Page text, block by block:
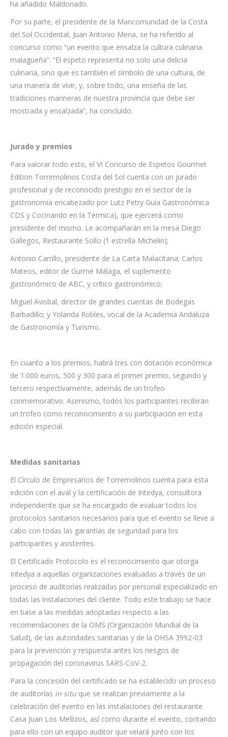
ha añadido Maldonado.
Por su parte, el presidente de la Mancomunidad de la Costa
del Sol Occidental, Juan Antonio Mena, se ha referido al
concurso como “un evento que ensalza la cultura culinaria
malagueña”. “El espeto representa no solo una delicia
culinaria, sino que es también el símbolo de una cultura, de
una manera de vivir, y, sobre todo, una enseña de las
tradiciones marineras de nuestra provincia que debe ser
mostrada y ensalzada”, ha concluido.
Jurado y premios
Para valorar todo esto, el VI Concurso de Espetos Gourmet
Edition Torremolinos Costa del Sol cuenta con un jurado
profesional y de reconocido prestigio en el sector de la
gastronomía encabezado por Lutz Petry Guía Gastronómica
CDS y Cocinando en la Térmica), que ejercerá como
presidente del mismo. Le acompañarán en la mesa Diego
Gallegos, Restaurante Sollo (1 estrella Michelin);
Antonio Carrillo, presidente de La Carta Malacitana; Carlos
Mateos, editor de Gurmé Málaga, el suplemento
gastronómico de ABC, y crítico gastronómico;
Miguel Avisbal, director de grandes cuentas de Bodegas
Barbadillo; y Yolanda Robles, vocal de la Academia Andaluza
de Gastronomía y Turismo.
En cuanto a los premios, habrá tres con dotación económica
de 1.000 euros, 500 y 300 para el primer premio, segundo y
tercero respectivamente, además de un trofeo
conmemorativo. Asimismo, todos los participantes recibirán
un trofeo como reconocimiento a su participación en esta
edición especial.
Medidas sanitarias
El Círculo de Empresarios de Torremolinos cuenta para esta
edición con el aval y la certificación de Intedya, consultora
independiente que se ha encargado de evaluar todos los
protocolos sanitarios necesarios para que el evento se lleve a
cabo con todas las garantías de seguridad para los
participantes y asistentes.
El Certificado Protocolo es el reconocimiento que otorga
Intedya a aquellas organizaciones evaluadas a través de un
proceso de auditorías realizadas por personal especializado en
todas las instalaciones del cliente. Todo este trabajo se hace
en base a las medidas adoptadas respecto a las
recomendaciones de la OMS (Organización Mundial de la
Salud), de las autoridades sanitarias y de la OHSA 3992-03
para la prevención y respuesta antes los riesgos de
propagación del coronavirus SARS-CoV-2.
Para la concesión del certificado se ha establecido un proceso
de auditorías in situ que se realizan previamente a la
celebración del evento en las instalaciones del restaurante
Casa Juan Los Mellizos, así como durante el evento, contando
para ello con un equipo auditor que velará junto con los